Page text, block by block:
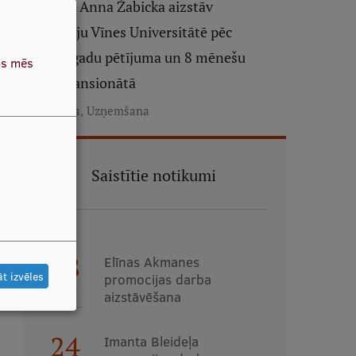
Pētniece Anna Žabicka aizstāv
disertāciju Vīnes Universitātē pēc
vairāku gadu pētījuma un 8 mēnešu
dzīves pansionātā
Pētniecība, Uzņemšana
Saistītie notikumi
18
Elīnas Akmanes
promocijas darba
aizstāvēšana
24
Imanta Bleideļa
mēs
izvēles